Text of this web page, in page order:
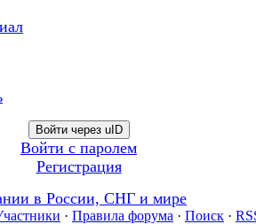
Войти через uID
Войти с паролем
Регистрация
в России, СНГ и мире
· Правила форума · Поиск ·